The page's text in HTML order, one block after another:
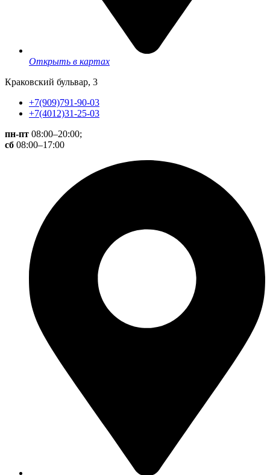
Открыть в картах
Краковский бульвар, 3
+7(909)791-90-03
+7(4012)31-25-03
пн-пт 08:00–20:00;
сб 08:00–17:00